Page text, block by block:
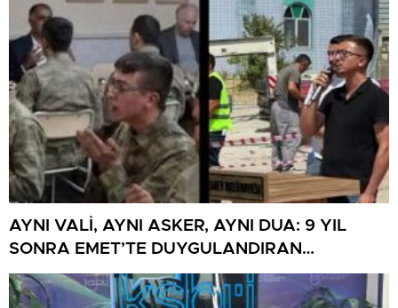
AYNI VALİ, AYNI ASKER, AYNI DUA: 9 YIL
SONRA EMET’TE DUYGULANDIRAN
BULUŞMA